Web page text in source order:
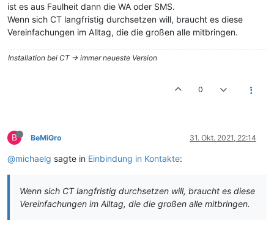
ist es aus Faulheit dann die WA oder SMS.
Wenn sich CT langfristig durchsetzen will, braucht es diese
Vereinfachungen im Alltag, die die großen alle mitbringen.
Installation bei CT -> immer neueste Version
0
B BeMiGro 31. Okt. 2021, 22:14
@michaelg sagte in Einbindung in Kontakte:
Wenn sich CT langfristig durchsetzen will, braucht es diese
Vereinfachungen im Alltag, die die großen alle mitbringen.